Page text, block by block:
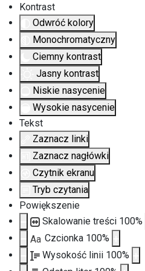
Kontrast
Odwróć kolory
Monochromatyczny
Ciemny kontrast
Jasny kontrast
Niskie nasycenie
Wysokie nasycenie
Tekst
Zaznacz linki
Zaznacz nagłówki
Czytnik ekranu
Tryb czytania
Powiększenie
Skalowanie treści 100%
Aa Czcionka 100%
Wysokość linii 100%